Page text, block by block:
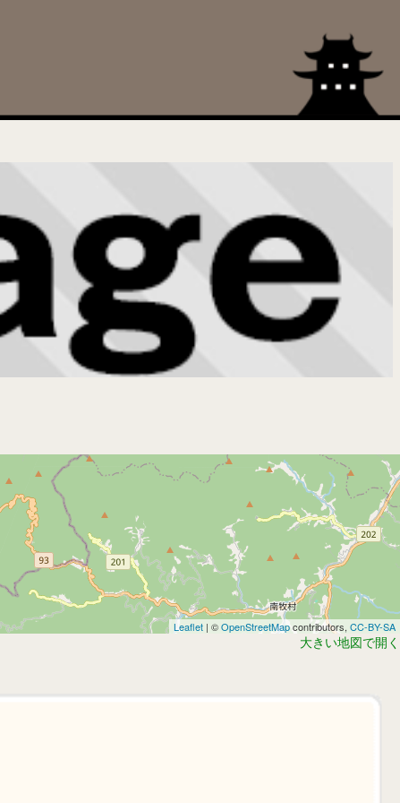
Leaflet | ©OpenStreetMapcontributors, CC-BY-SA
大きい地図で開く